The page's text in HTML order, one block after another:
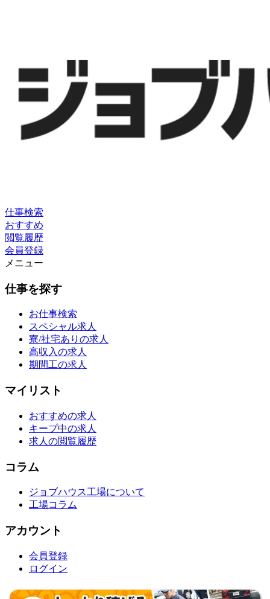
仕事検索
おすすめ
閲覧履歴
会員登録
メニュー
仕事を探す
お仕事検索
スペシャル求人
寮/社宅ありの求人
高収入の求人
期間工の求人
マイリスト
おすすめの求人
キープ中の求人
求人の閲覧履歴
コラム
ジョブハウス工場について
工場コラム
アカウント
会員登録
ログイン